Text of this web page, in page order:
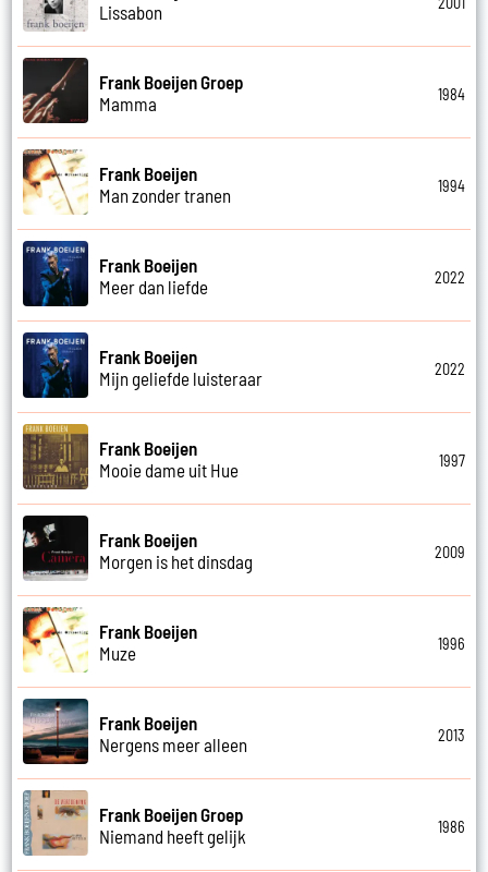
Lissabon
Frank Boeijen Groep
Mamma
1984
Frank Boeijen
Man zonder tranen
1994
Frank Boeijen
Meer dan liefde
2022
Frank Boeijen
Mijn geliefde luisteraar
2022
Frank Boeijen
Mooie dame uit Hue
1997
Frank Boeijen
Morgen is het dinsdag
2009
Frank Boeijen
Muze
1996
Frank Boeijen
Nergens meer alleen
2013
Frank Boeijen Groep
Niemand heeft gelijk
1986